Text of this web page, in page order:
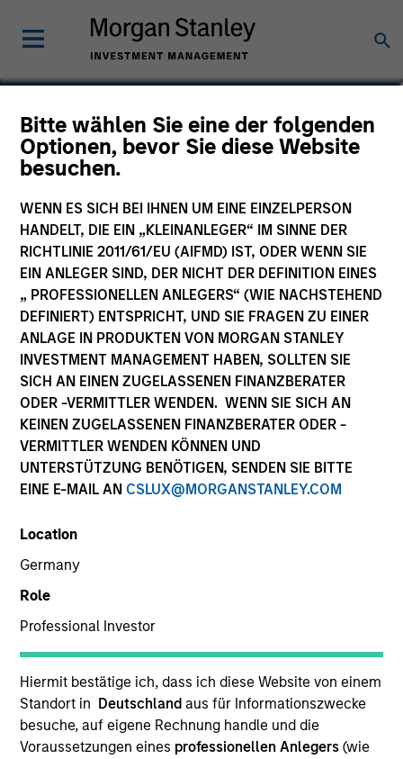
Bitte wählen Sie eine der folgenden
Optionen, bevor Sie diese Website
besuchen.
WENN ES SICH BEI IHNEN UM EINE EINZELPERSON
HANDELT, DIE EIN „KLEINANLEGER“ IM SINNE DER
RICHTLINIE 2011/61/EU (AIFMD) IST, ODER WENN SIE
EIN ANLEGER SIND, DER NICHT DER DEFINITION EINES
„ PROFESSIONELLEN ANLEGERS“ (WIE NACHSTEHEND
DEFINIERT) ENTSPRICHT, UND SIE FRAGEN ZU EINER
ANLAGE IN PRODUKTEN VON MORGAN STANLEY
INVESTMENT MANAGEMENT HABEN, SOLLTEN SIE
SICH AN EINEN ZUGELASSENEN FINANZBERATER
ODER -VERMITTLER WENDEN. WENN SIE SICH AN
KEINEN ZUGELASSENEN FINANZBERATER ODER -
VERMITTLER WENDEN KÖNNEN UND
UNTERSTÜTZUNG BENÖTIGEN, SENDEN SIE BITTE
EINE E-MAIL AN CSLUX@MORGANSTANLEY.COM
Location
Germany
Role
Professional Investor
Hiermit bestätige ich, dass ich diese Website von einem
Standort in Deutschland aus für Informationszwecke
besuche, auf eigene Rechnung handle und die
Voraussetzungen eines professionellen Anlegers(wie
Sofia Nala Knightley
Head of Sustainability Strategy &
Solutions
17 Years
Sofia is the Head of Sustainability Strategy &